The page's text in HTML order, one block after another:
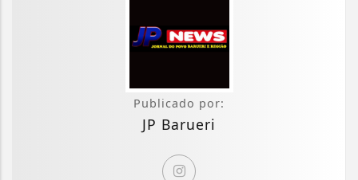
Publicado por:
JP Barueri